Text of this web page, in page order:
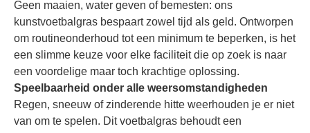
Geen maaien, water geven of bemesten: ons
kunstvoetbalgras bespaart zowel tijd als geld. Ontworpen
om routineonderhoud tot een minimum te beperken, is het
een slimme keuze voor elke faciliteit die op zoek is naar
een voordelige maar toch krachtige oplossing.
Speelbaarheid onder alle weersomstandigheden
Regen, sneeuw of zinderende hitte weerhouden je er niet
van om te spelen. Dit voetbalgras behoudt een